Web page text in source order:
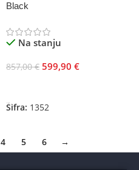
Black
Na stanju
857,00€ 599,90 €
Šifra: 1352
4 5 6 →